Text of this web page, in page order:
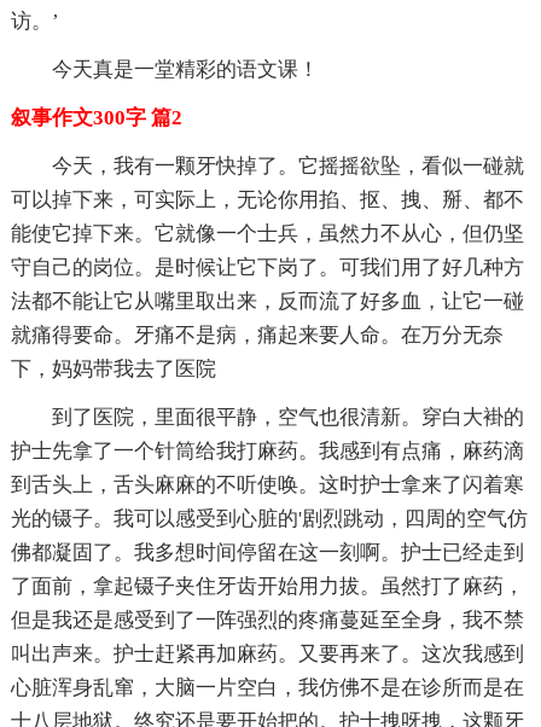
访。’
今天真是一堂精彩的语文课！
叙事作文300字 篇2
今天，我有一颗牙快掉了。它摇摇欲坠，看似一碰就
可以掉下来，可实际上，无论你用掐、抠、拽、掰、都不
能使它掉下来。它就像一个士兵，虽然力不从心，但仍坚
守自己的岗位。是时候让它下岗了。可我们用了好几种方
法都不能让它从嘴里取出来，反而流了好多血，让它一碰
就痛得要命。牙痛不是病，痛起来要人命。在万分无奈
下，妈妈带我去了医院
到了医院，里面很平静，空气也很清新。穿白大褂的
护士先拿了一个针筒给我打麻药。我感到有点痛，麻药滴
到舌头上，舌头麻麻的不听使唤。这时护士拿来了闪着寒
光的镊子。我可以感受到心脏的'剧烈跳动，四周的空气仿
佛都凝固了。我多想时间停留在这一刻啊。护士已经走到
了面前，拿起镊子夹住牙齿开始用力拔。虽然打了麻药，
但是我还是感受到了一阵强烈的疼痛蔓延至全身，我不禁
叫出声来。护士赶紧再加麻药。又要再来了。这次我感到
心脏浑身乱窜，大脑一片空白，我仿佛不是在诊所而是在
十八层地狱。终究还是要开始把的。护士拽呀拽，这颗牙